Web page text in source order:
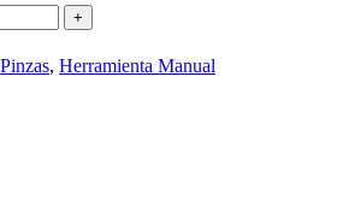
Pinzas, Herramienta Manual